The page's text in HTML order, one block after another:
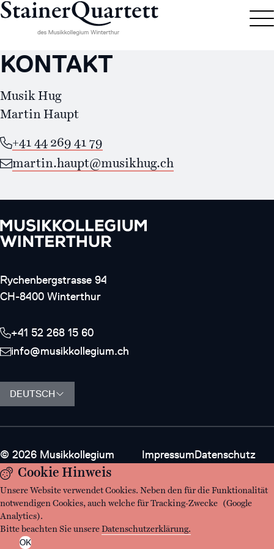
Instrumente
Ausleihe
KONTAKT
Musik Hug
Martin Haupt
+41 44 269 41 79
martin.haupt@musikhug.ch
Rychenbergstrasse 94
CH-8400 Winterthur
+41 52 268 15 60
info@musikkollegium.ch
DEUTSCH
© 2026 Musikkollegium
Winterthur
Navigation
ImpressumDatenschutz
Cookie Hinweis
Unsere Website verwendet Cookies. Neben den für die Funktionalität
notwendigen Cookies, auch welche für Tracking-Zwecke (Google
Analytics).
Bitte beachten Sie unsere Datenschutzerklärung.
OK